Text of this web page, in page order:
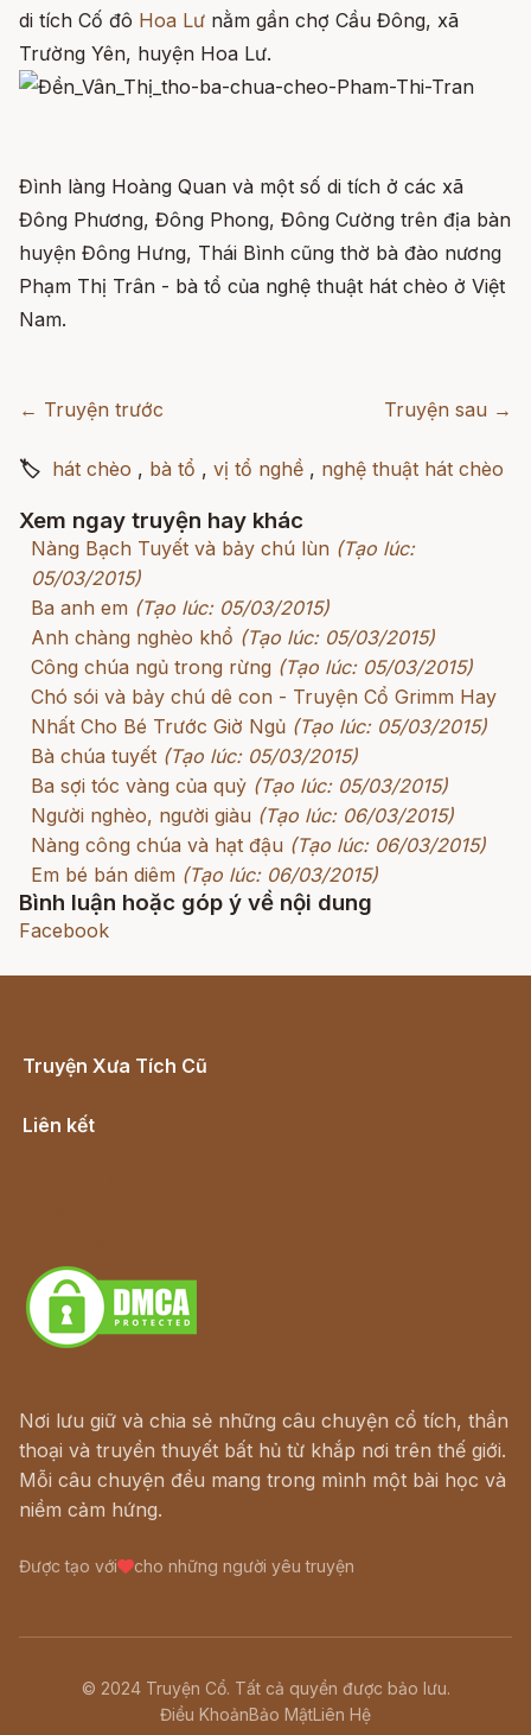
di tích Cố đô Hoa Lư nằm gần chợ Cầu Đông, xã
Trường Yên, huyện Hoa Lư.
Đình làng Hoàng Quan và một số di tích ở các xã
Đông Phương, Đông Phong, Đông Cường trên địa bàn
huyện Đông Hưng, Thái Bình cũng thờ bà đào nương
Phạm Thị Trân - bà tổ của nghệ thuật hát chèo ở Việt
Nam.
← Truyện trước Truyện sau →
🏷 hát chèo , bà tổ , vị tổ nghề , nghệ thuật hát chèo
Xem ngay truyện hay khác
Nàng Bạch Tuyết và bảy chú lùn (Tạo lúc:
05/03/2015)
Ba anh em (Tạo lúc: 05/03/2015)
Anh chàng nghèo khổ (Tạo lúc: 05/03/2015)
Công chúa ngủ trong rừng (Tạo lúc: 05/03/2015)
Chó sói và bảy chú dê con - Truyện Cổ Grimm Hay
Nhất Cho Bé Trước Giờ Ngủ (Tạo lúc: 05/03/2015)
Bà chúa tuyết (Tạo lúc: 05/03/2015)
Ba sợi tóc vàng của quỷ (Tạo lúc: 05/03/2015)
Người nghèo, người giàu (Tạo lúc: 06/03/2015)
Nàng công chúa và hạt đậu (Tạo lúc: 06/03/2015)
Em bé bán diêm (Tạo lúc: 06/03/2015)
Bình luận hoặc góp ý về nội dung
Facebook
Truyện Xưa Tích Cũ
Liên kết
Nơi lưu giữ và chia sẻ những câu chuyện cổ tích, thần
thoại và truyền thuyết bất hủ từ khắp nơi trên thế giới.
Mỗi câu chuyện đều mang trong mình một bài học và
niềm cảm hứng.
Được tạo với cho những người yêu truyện
© 2024 Truyện Cổ. Tất cả quyền được bảo lưu.
Điều KhoảnBảo MậtLiên Hệ